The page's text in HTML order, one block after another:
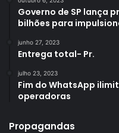
Governo de SP lança
bilhões para
junho 27, 2023
Entrega total- Pr.
julho 23, 2023
Fim do WhatsApp
operadoras
Propagandas